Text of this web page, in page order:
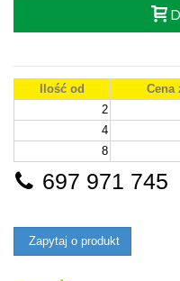
Ilość od Cena
2
4
8
697 971 745
Zapytaj o produkt